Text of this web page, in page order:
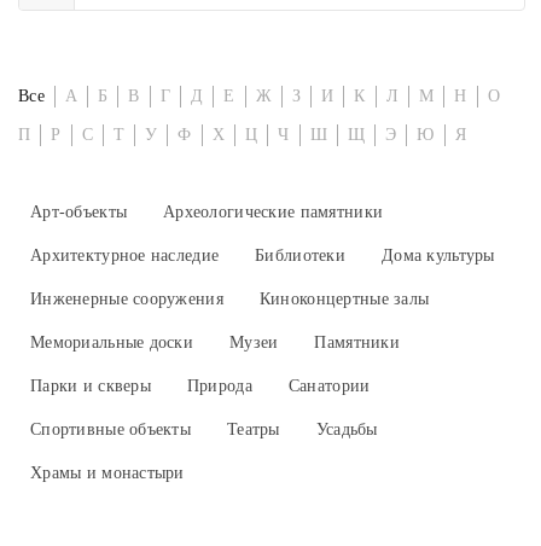
Все А Б В Г Д Е Ж З И К Л М Н О
П Р С Т У Ф Х Ц Ч Ш Щ Э Ю Я
Арт-объекты Археологические памятники
Архитектурное наследие Библиотеки Дома культуры
Инженерные сооружения Киноконцертные залы
Мемориальные доски Музеи Памятники
Парки и скверы Природа Санатории
Спортивные объекты Театры Усадьбы
Храмы и монастыри